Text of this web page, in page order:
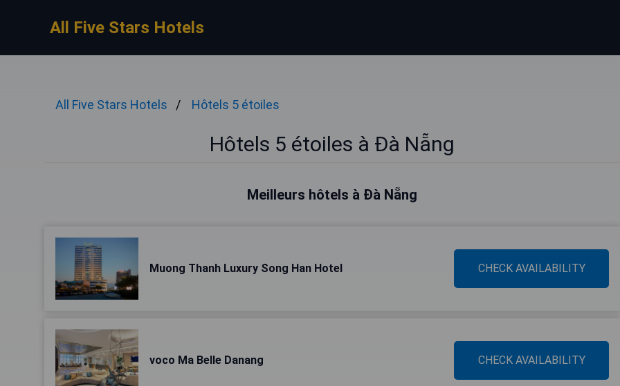
All Five Stars Hotels
All Five Stars Hotels Hôtels 5 étoiles
Hôtels 5 étoiles à Đà Nẵng
Meilleurs hôtels à Đà Nẵng
Muong Thanh Luxury Song Han Hotel CHECK AVAILABILITY
voco Ma Belle Danang CHECK AVAILABILITY